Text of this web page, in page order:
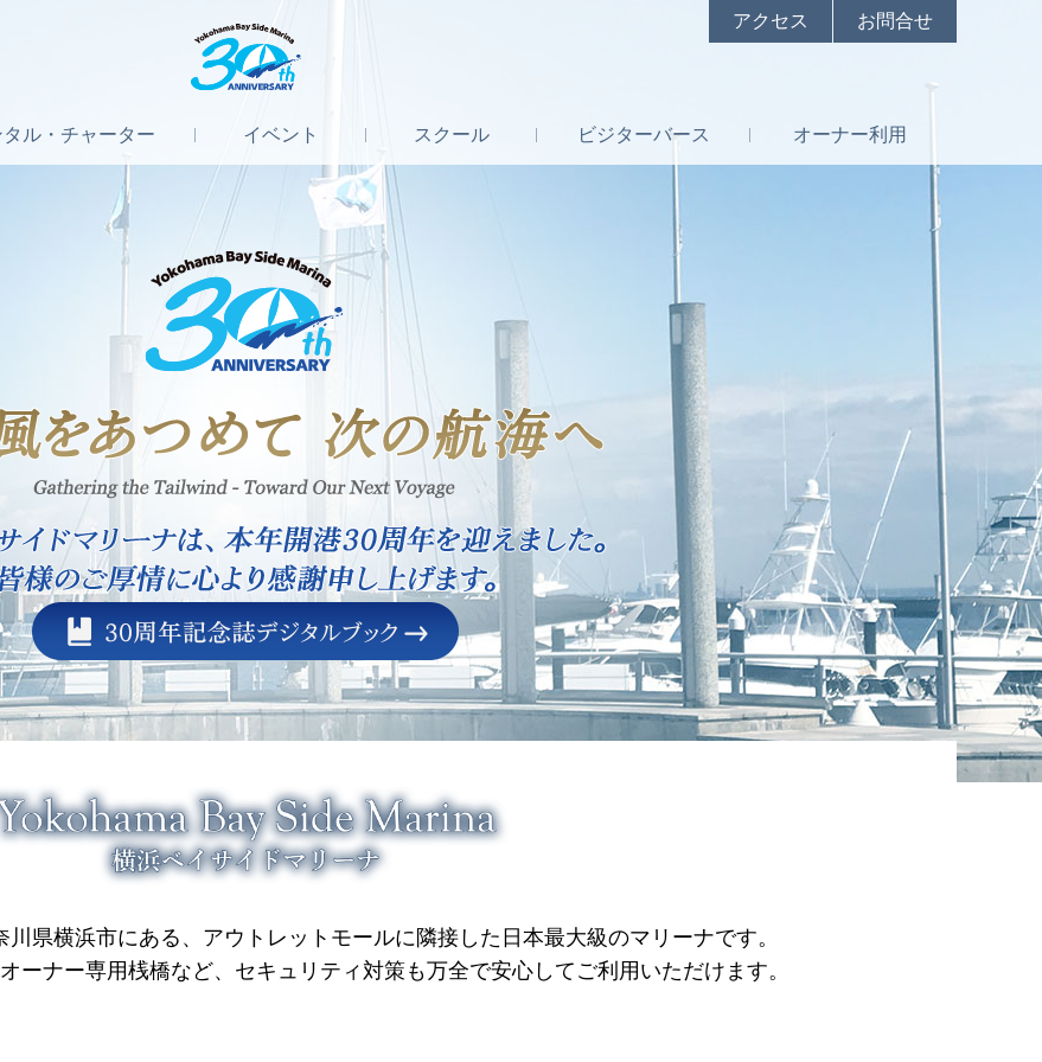
タル ・ チャーター イベント スクール ビジターバース オーナー利用
アクセス お問合せ
県横浜市にある、アウトレットモールに隣接した日本最大級のマリーナです。
ーナー専用桟橋など、セキュリティ対策も万全で安心してご利用いただけます。